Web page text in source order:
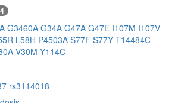
G3460A G34A G47A G47E I107M I107V
L58H P4503A S77F S77Y T14484C
V30M Y114C
rs3114018